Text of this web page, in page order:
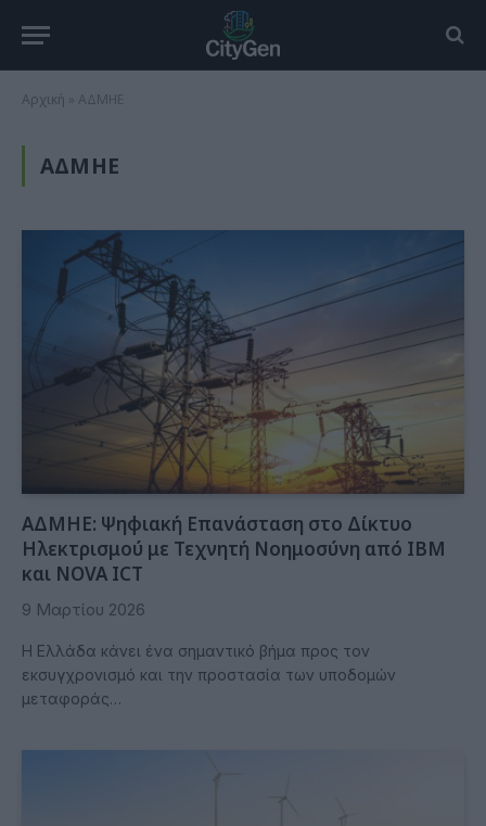
Αρχική ΑΔΜΗΕ
ΑΔΜΗΕ
ΑΔΜΗΕ: Ψηφιακή Επανάσταση στο Δίκτυο
Ηλεκτρισμού με Τεχνητή Νοημοσύνη από IBM
και NOVA ICT
9 Μαρτίου 2026
Η Ελλάδα κάνει ένα σημαντικό βήμα προς τον
εκσυγχρονισμό και την προστασία των υποδομών
μεταφοράς…